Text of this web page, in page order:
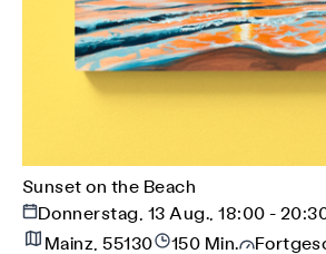
Sunset on the Beach
Donnerstag, 13 Aug., 18:00 -
Mainz, 55130
150 Min.